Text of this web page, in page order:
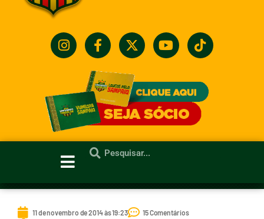
11 de novembro de 2014 às 19:23
15 Comentários